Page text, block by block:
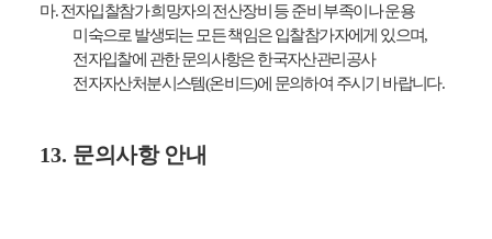
마.전자입찰참가 희망자의 전산장비 등 준비 부족이나 운용
미숙으로 발생되는 모든 책임은 입찰참가자에게 있으며,
전자입찰에 관한 문의사항은 한국자산관리공사
전자자산처분시스템(온비드)에 문의하여 주시기 바랍니다.
13. 문의사항 안내